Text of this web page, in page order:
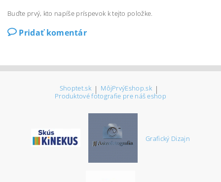
Buďte prvý, kto napíše príspevok k tejto položke.
Pridať komentár
Shoptet.sk | MôjPrvýEshop.sk |
Produktové fotografie pre náš eshop
Grafický Dizajn